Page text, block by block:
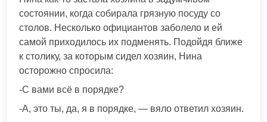
состоянии, когда собирала грязную посуду со
столов. Несколько официантов заболело и ей
самой приходилось их подменять. Подойдя ближе
к столику, за которым сидел хозяин, Нина
осторожно спросила:
-С вами всё в порядке?
-А, это ты, да, я в порядке, — вяло ответил хозяин.